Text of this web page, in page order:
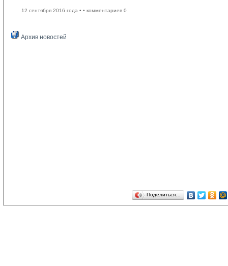
12 сентября 2016 года • • комментариев 0
Архив новостей
Поделиться…